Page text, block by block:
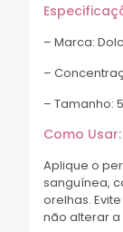
– Marca:
–
– Tamanho:
Como Usar:
Aplique o
sanguínea,
orelhas.
não alterar a